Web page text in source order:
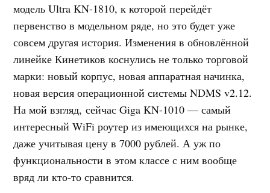
модель Ultra KN-1810, к которой перейдёт
первенство в модельном ряде, но это будет уже
совсем другая история. Изменения в обновлённой
линейке Кинетиков коснулись не только торговой
марки: новый корпус, новая аппаратная начинка,
новая версия операционной системы NDMS v2.12.
На мой взгляд, сейчас Giga KN-1010 — самый
интересный WiFi роутер из имеющихся на рынке,
даже учитывая цену в 7000 рублей. А уж по
функциональности в этом классе с ним вообще
вряд ли кто-то сравнится.